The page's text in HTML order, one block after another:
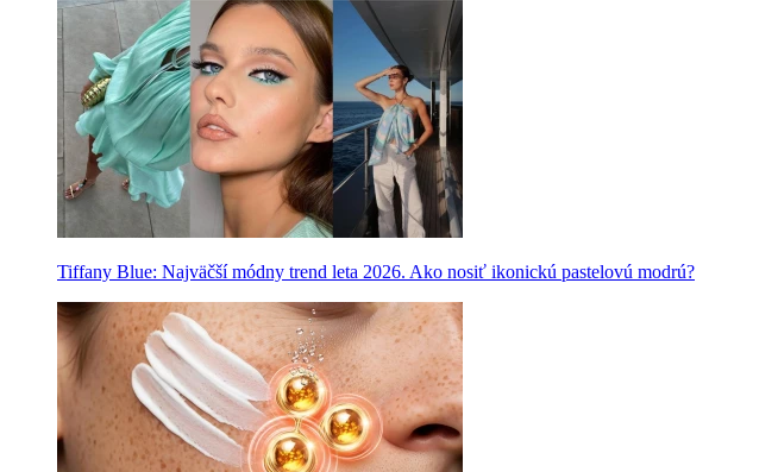
Tiffany Blue: Najväčší módny trend leta 2026. Ako nosiť ikonickú pastelovú modrú?